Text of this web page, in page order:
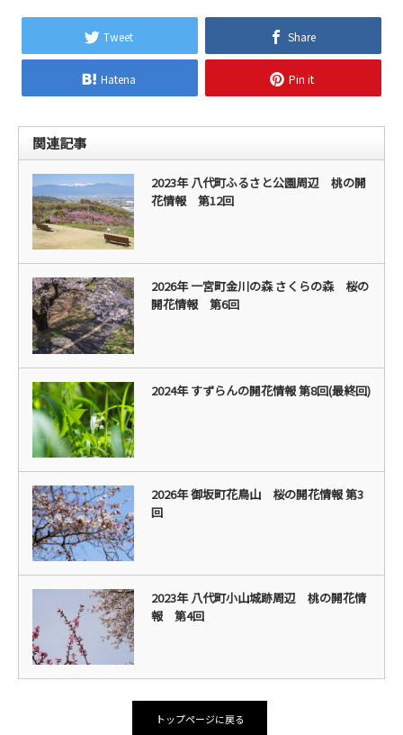
Tweet Share
Hatena Pin it
関連記事
2023年 八代町ふるさと公園周辺 桃の開
花情報 第12回
2026年 一宮町金川の森 さくらの森 桜の
開花情報 第6回
2024年 すずらんの開花情報 第8回(最終回)
2026年 御坂町花鳥山 桜の開花情報 第3
回
2023年 八代町小山城跡周辺 桃の開花情
報 第4回
トップページに戻る